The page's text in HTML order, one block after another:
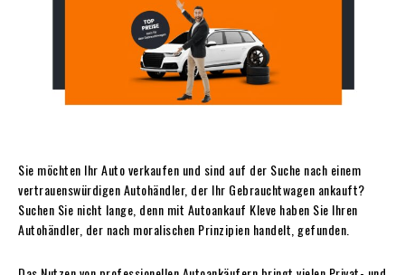
Sie möchten Ihr Auto verkaufen und sind auf der Suche nach einem
vertrauenswürdigen Autohändler, der Ihr Gebrauchtwagen ankauft?
Suchen Sie nicht lange, denn mit Autoankauf Kleve haben Sie Ihren
Autohändler, der nach moralischen Prinzipien handelt, gefunden.